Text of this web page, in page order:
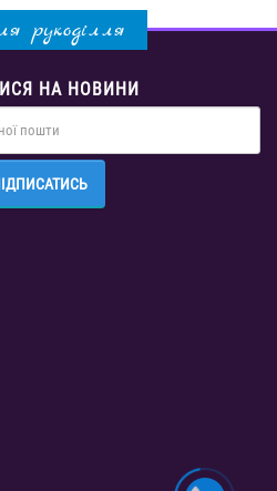
рукоділля
НА НОВИНИ